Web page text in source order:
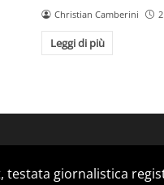
Christian Camberini
Leggi di più
giornalistica